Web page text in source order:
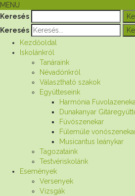
MENU
Keresés
Keresés
Kezdőoldal
Iskolánkról
Tanáraink
Névadónkról
Választható szakok
Együtteseink
Harmónia
Dunakanyar
Fúvószenekar
Fülemüle
Musicantus leánykar
Tagozataink
Testvériskolánk
Események
Versenyek
Vizsgák